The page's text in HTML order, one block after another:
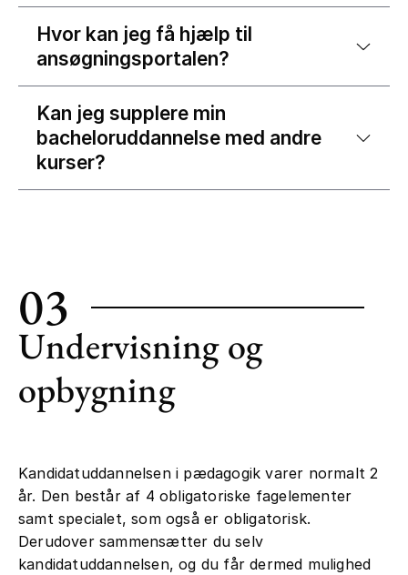
Hvor kan jeg få hjælp til
ansøgningsportalen?
Kan jeg supplere min
bacheloruddannelse med andre
kurser?
03
Undervisning og
opbygning
Kandidatuddannelsen i pædagogik varer normalt 2
år. Den består af 4 obligatoriske fagelementer
samt specialet, som også er obligatorisk.
Derudover sammensætter du selv
kandidatuddannelsen, og du får dermed mulighed